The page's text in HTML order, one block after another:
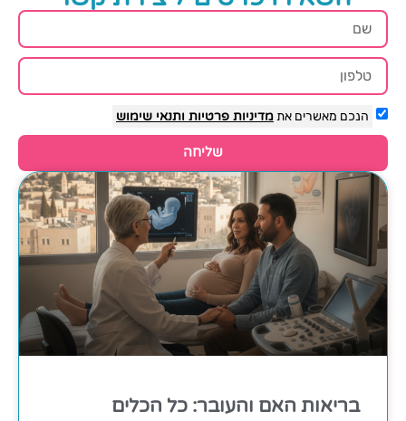
הנכם מאשרים אתמדיניות פרטיות ותנאי שימוש
שליחה
בריאות האם והעובר: כל הכלים